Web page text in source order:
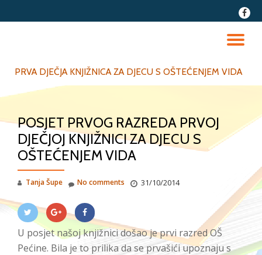
fa-
PRVA DJEČJA KNJIŽNICA ZA DJECU S OŠTEĆENJEM VIDA
POSJET PRVOG RAZREDA PRVOJ
DJEČJOJ KNJIŽNICI ZA DJECU S
OŠTEĆENJEM VIDA
Tanja Šupe 31/10/2014
No comments
U posjet našoj knjižnici došao je prvi razred OŠ
Pećine. Bila je to prilika da se prvašići upoznaju s